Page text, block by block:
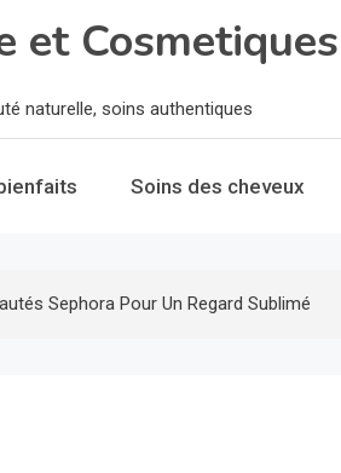
et Cosmetiques
naturelle, soins authentiques
Soins des cheveux
Sephora Pour Un Regard Sublimé